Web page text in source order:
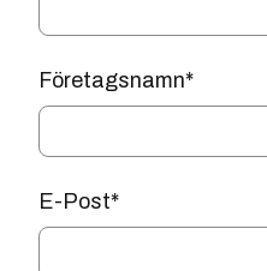
Företagsnamn*
E-Post*